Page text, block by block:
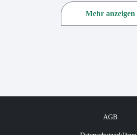
Mehr anzeigen
AGB